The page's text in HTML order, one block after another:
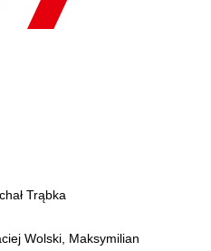
Trąbka
Wolski, Maksymilian